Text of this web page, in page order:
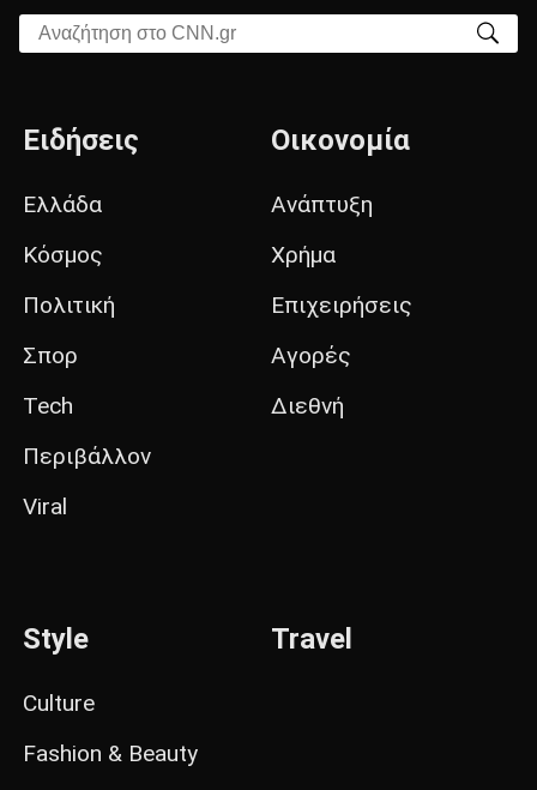
Αναζήτηση στο CNN.gr
Ειδήσεις
Ελλάδα
Κόσμος
Πολιτική
Σπορ
Tech
Περιβάλλον
Viral
Οικονομία
Ανάπτυξη
Χρήμα
Επιχειρήσεις
Αγορές
Διεθνή
Style
Culture
Fashion & Beauty
Travel